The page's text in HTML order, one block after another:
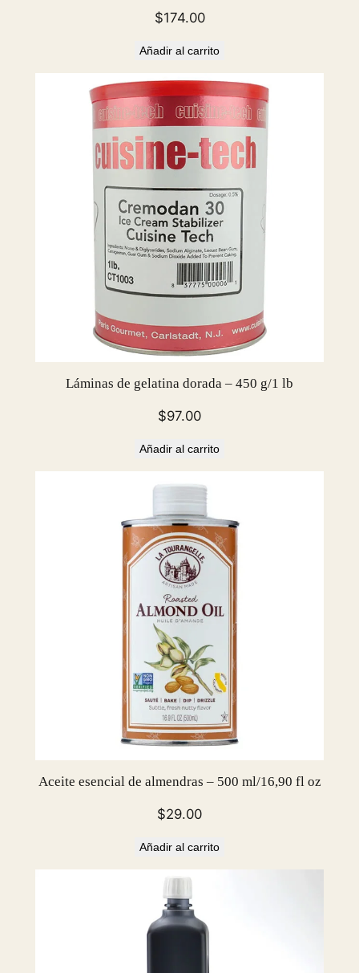
$174.00
Añadir al carrito
Láminas de gelatina dorada – 450 g/1 lb
$97.00
Añadir al carrito
Aceite esencial de almendras – 500 ml/16,90 fl oz
$29.00
Añadir al carrito